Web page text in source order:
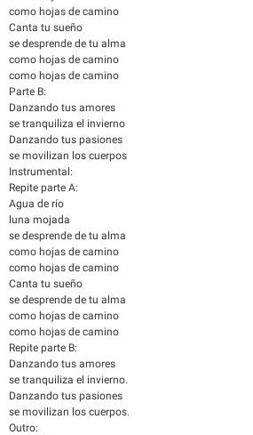
como hojas de camino
Canta tu sueño
se desprende de tu alma
como hojas de camino
como hojas de camino
Parte B:
Danzando tus amores
se tranquiliza el invierno
Danzando tus pasiones
se movilizan los cuerpos
Instrumental:
Repite parte A:
Agua de río
luna mojada
se desprende de tu alma
como hojas de camino
como hojas de camino
Canta tu sueño
se desprende de tu alma
como hojas de camino
como hojas de camino
Repite parte B:
Danzando tus amores
se tranquiliza el invierno.
Danzando tus pasiones
se movilizan los cuerpos.
Outro: